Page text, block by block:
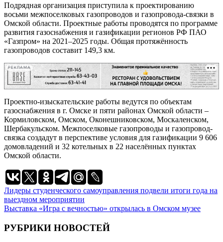
Подрядная организация приступила к проектированию
восьми межпоселковых газопроводов и газопровода-связки в
Омской области. Проектные работы проводятся по программе
развития газоснабжения и газификации регионов РФ ПАО
«Газпром» на 2021–2025 годы. Общая протяжённость
газопроводов составит 149,3 км.
РЕКЛАМА
Проектно-изыскательские работы ведутся по объектам
газоснабжения в г. Омске и пяти районах Омской области –
Кормиловском, Омском, Оконешниковском, Москаленском,
Шербакульском. Межпоселковые газопроводы и газопровод-
связка создадут в перспективе условия для газификации 9 606
домовладений и 32 котельных в 22 населённых пунктах
Омской области.
Навигация
по
Лидеры студенческого самоуправления подвели итоги года на
выездном мероприятии
Выставка «Игра с вечностью» открылась в Омском музее
РУБРИКИ НОВОСТЕЙ